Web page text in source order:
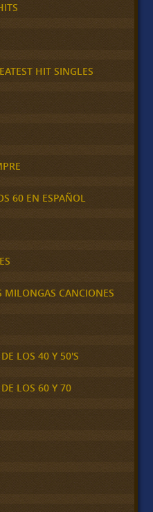
HIT SINGLES
60 EN ESPAÑOL
MILONGAS CANCIONES
LOS 40 Y 50'S
LOS 60 Y 70